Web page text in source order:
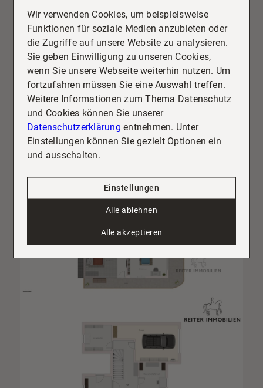
Wir verwenden Cookies, um beispielsweise
Funktionen für soziale Medien anzubieten oder
die Zugriffe auf unsere Website zu analysieren.
Sie geben Einwilligung zu unseren Cookies,
wenn Sie unsere Webseite weiterhin nutzen. Um
fortzufahren müssen Sie eine Auswahl treffen.
Weitere Informationen zum Thema Datenschutz
und Cookies können Sie unserer
Datenschutzerklärung entnehmen. Unter
Einstellungen können Sie gezielt Optionen ein
und ausschalten.
Einstellungen
Alle ablehnen
Alle akzeptieren